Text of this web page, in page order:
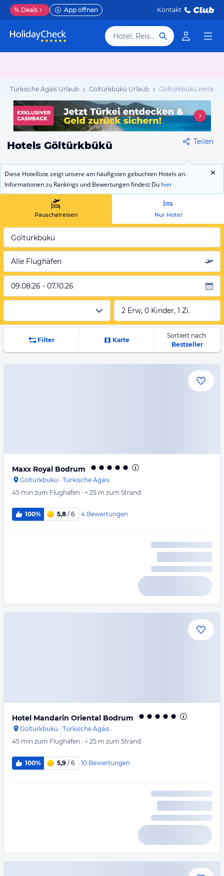
% Deals App öffnen Kontakt
Hotel, Reiseziel
Türkische Ägäis Urlaub Göltürkbükü Urlaub Göltürkbükü Hotels
Hotels Göltürkbükü Teilen
Diese Hotelliste zeigt unsere am häufigsten gebuchten Hotels an.
Informationen zu Rankings und Bewertungen findest Du hier
Pauschalreisen Nur Hotel
Göltürkbükü
Alle Flughäfen
09.08.26 - 07.10.26
2 Erw, 0 Kinder, 1 Zi.
Filter Karte
Sortiert nach:
Bestseller
Maxx Royal Bodrum
Göltürkbükü · Türkische Ägäis
45 min zum Flughafen · < 25 m zum Strand
100% 5,8 / 6 4 Bewertungen
Hotel Mandarin Oriental Bodrum
Göltürkbükü · Türkische Ägäis
45 min zum Flughafen · < 25 m zum Strand
100% 5,9 / 6 10 Bewertungen